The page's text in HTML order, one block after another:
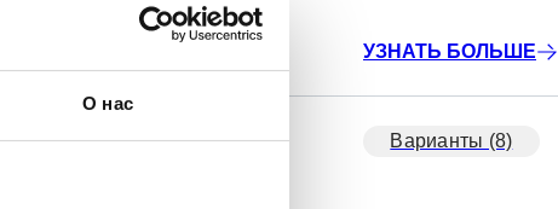
О нас
УЗНАТЬ БОЛЬШЕ
Варианты (8)